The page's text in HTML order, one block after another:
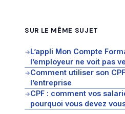
SUR LE MÊME SUJET
→L’appli Mon Compte
l’employeur ne voit pas
→Comment utiliser son
l’entreprise
→CPF : comment vos
pourquoi vous devez